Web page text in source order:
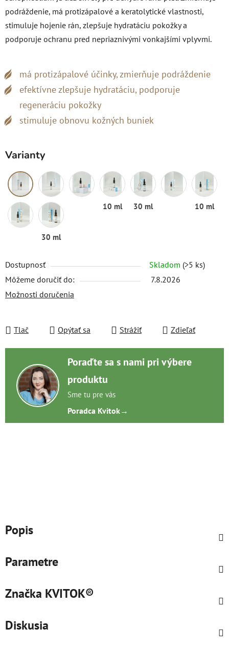
podráždenie, má protizápalové a keratolytické vlastnosti,
stimuluje hojenie rán, zlepšuje hydratáciu pokožky a
podporuje ochranu pred nepriaznivými vonkajšími vplyvmi.
má protizápalové účinky, zmierňuje podráždenie
efektívne zlepšuje hydratáciu, podporuje
regeneráciu pokožky
stimuluje obnovu kožných buniek
Varianty
10 ml 30 ml 10 ml
30 ml
Dostupnosť Skladom (>5 ks)
Môžeme doručiť do:
7.8.2026
Možnosti doručenia
Tlač Opýtať sa Strážiť Zdieľať
Poraďte sa s nami pri výbere
produktu
Sme tu pre vás
Poradca Kvitok→
Popis
Parametre
Značka KVITOK®
Diskusia